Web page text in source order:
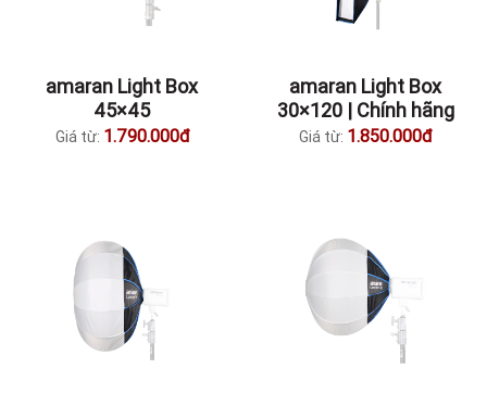
amaran Light Box
45×45
Giá từ: 1.790.000đ
amaran Light Box
30×120 | Chính hãng
Giá từ: 1.850.000đ